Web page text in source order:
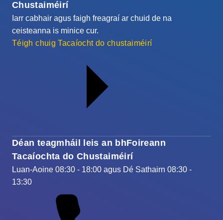
Chustaiméirí
Iarr cabhair agus faigh freagraí ar chuid de na
ceisteanna is minice cur.
Téigh chuig Tacaíocht do chustaiméirí
Déan teagmháil leis an bhFoireann
Tacaíochta do Chustaiméirí
Luan-Aoine 08:30 - 18:00 agus Dé Sathairn 08:30 -
13:30